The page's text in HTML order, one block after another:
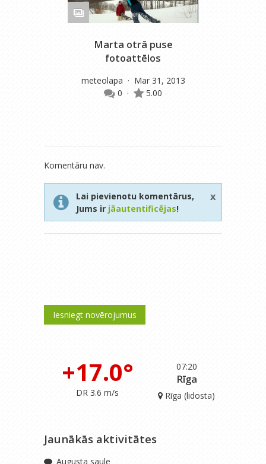
Marta otrā puse
fotoattēlos
meteolapa · Mar 31, 2013
0 · 5.00
Komentāru nav.
Lai pievienotu komentārus,
Jums ir jāautentificējas!
x
Iesniegt novērojumus
07:20
+17.0°
DR 3.6 m/s
Rīga
Rīga (lidosta)
Jaunākās aktivitātes
Augusta saule